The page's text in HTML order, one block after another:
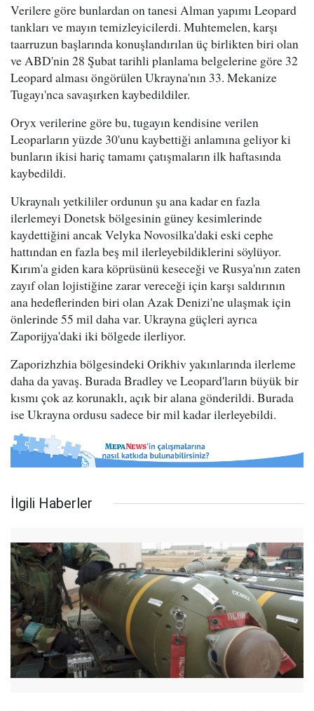
Verilere göre bunlardan on tanesi Alman yapımı Leopard
tankları ve mayın temizleyicilerdi. Muhtemelen, karşı
taarruzun başlarında konuşlandırılan üç birlikten biri olan
ve ABD'nin 28 Şubat tarihli planlama belgelerine göre 32
Leopard alması öngörülen Ukrayna'nın 33. Mekanize
Tugayı'nca savaşırken kaybedildiler.
Oryx verilerine göre bu, tugayın kendisine verilen
Leoparların yüzde 30'unu kaybettiği anlamına geliyor ki
bunların ikisi hariç tamamı çatışmaların ilk haftasında
kaybedildi.
Ukraynalı yetkililer ordunun şu ana kadar en fazla
ilerlemeyi Donetsk bölgesinin güney kesimlerinde
kaydettiğini ancak Velyka Novosilka'daki eski cephe
hattından en fazla beş mil ilerleyebildiklerini söylüyor.
Kırım'a giden kara köprüsünü keseceği ve Rusya'nın zaten
zayıf olan lojistiğine zarar vereceği için karşı saldırının
ana hedeflerinden biri olan Azak Denizi'ne ulaşmak için
önlerinde 55 mil daha var. Ukrayna güçleri ayrıca
Zaporijya'daki iki bölgede ilerliyor.
Zaporizhzhia bölgesindeki Orikhiv yakınlarında ilerleme
daha da yavaş. Burada Bradley ve Leopard'ların büyük bir
kısmı çok az korunaklı, açık bir alana gönderildi. Burada
ise Ukrayna ordusu sadece bir mil kadar ilerleyebildi.
İlgili Haberler